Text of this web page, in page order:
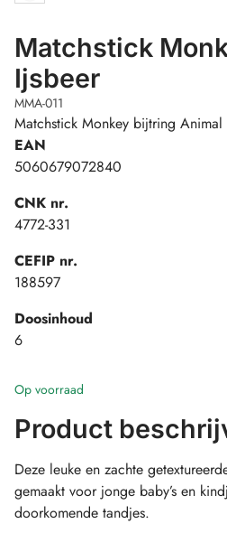
Matchstick
Ijsbeer
MMA-011
Matchstick Monkey bijtring Animal
EAN
5060679072840
CNK nr.
4772-331
CEFIP nr.
188597
Doosinhoud
6
Op voorraad
Product
Deze leuke en zachte
gemaakt voor jonge baby’s en
doorkomende tandjes.